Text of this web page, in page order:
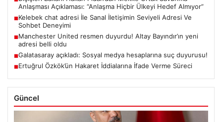
Anlaşması Açıklaması: “Anlaşma Hiçbir Ülkeyi Hedef Almıyor”
■Kelebek chat adresi İle Sanal İletişimin Seviyeli Adresi Ve
Sohbet Deneyimi
■Manchester United resmen duyurdu! Altay Bayındır’ın yeni
adresi belli oldu
■Galatasaray açıkladı: Sosyal medya hesaplarına suç duyurusu!
■Ertuğrul Özkök’ün Hakaret İddialarına İfade Verme Süreci
Güncel